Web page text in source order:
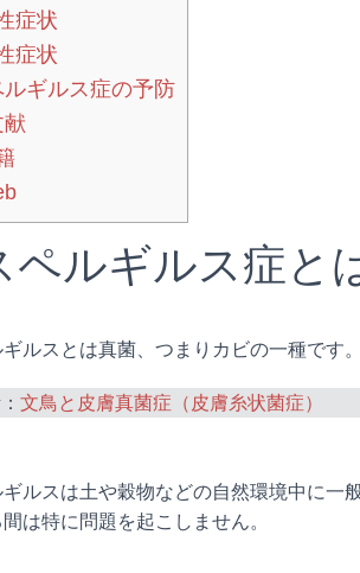
症状
症状
ルギルス症の予防
ペルギルス症と
ルスとは真菌、つまりカビの一種です
文鳥と皮膚真菌症（皮膚糸状菌症）
ルスは土や穀物などの自然環境中に一
は特に問題を起こしません。